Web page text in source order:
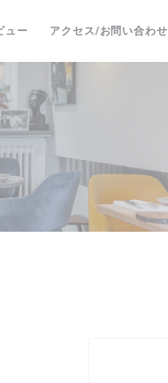
ュー アクセス/お問い合わせ